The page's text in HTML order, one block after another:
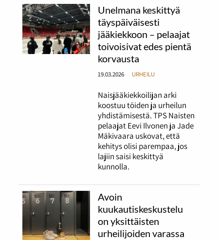
Unelmana keskittyä
täyspäiväisesti
jääkiekkoon – pelaajat
toivoisivat edes pientä
korvausta
19.03.2026 URHEILU
Naisjääkiekkoilijan arki
koostuu töiden ja urheilun
yhdistämisestä. TPS Naisten
pelaajat Eevi Ilvonen ja Jade
Mäkivaara uskovat, että
kehitys olisi parempaa, jos
lajiin saisi keskittyä
kunnolla.
Avoin
kuukautiskeskustelu
on yksittäisten
urheilijoiden varassa